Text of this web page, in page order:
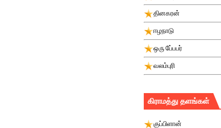
தினகரன்
ஈழநாடு
ஒரு பே்பபர்
வலம்புரி
கிராமத்து தளங்கள்
குப்பிளான்